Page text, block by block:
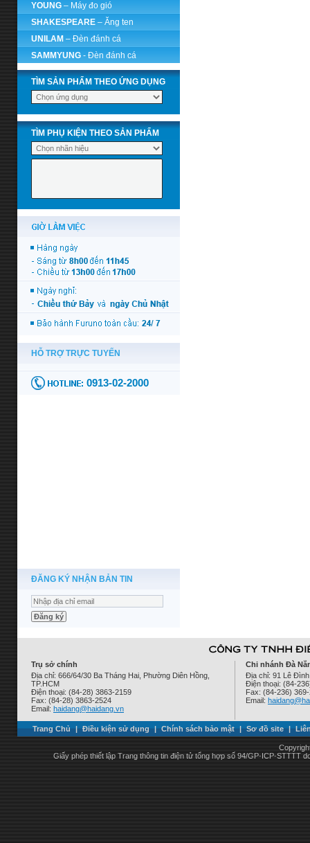
YOUNG – Máy đo gió
SHAKESPEARE – Ăng ten
UNILAM – Đèn đánh cá
SAMMYUNG - Đèn đánh cá
TÌM SẢN PHẨM THEO ỨNG DỤNG
TÌM PHỤ KIỆN THEO SẢN PHẨM
ĐĂNG KÝ NHẬN BẢN TIN
Trụ sở chính
Địa chỉ: 666/64/30 Ba Tháng Hai, Phường Diên Hồng,
TP.HCM
Điện thoại: (84-28) 3863-2159
Fax: (84-28) 3863-2524
Email: haidang@haidang.vn
Chi nhánh Đà
Địa chỉ: 91 Lê
Điện thoại: (84-
Fax: (84-236)
Email:
Trang Chủ | Điều kiện sử dụng | Chính sách bảo mật | Sơ đồ site |
Giấy phép thiết lập Trang thông tin điện tử tổng hợp số 94/GP-ICP-STTTT